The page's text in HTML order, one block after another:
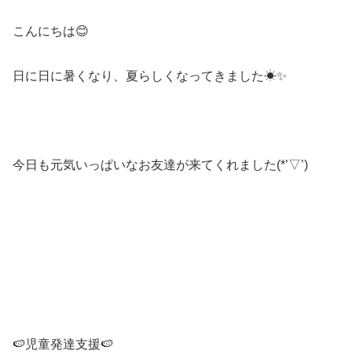
こんにちは😊
日に日に暑くなり、夏らしくなってきました☀✨
今日も元気いっぱいなお友達が来てくれました(*’▽’)
🍉児童発達支援🍉